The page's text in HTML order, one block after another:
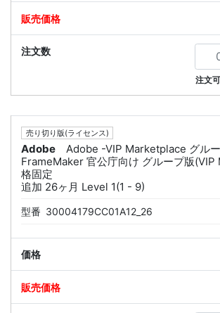
注文
売り切り版(ライセンス)
Adobe
Adobe -VIP Marketplace グル
FrameMaker 官公庁向け グループ版(VIP
格固定
追加 26ヶ月 Level 1(1 - 9)
型番 30004179CC01A12_26